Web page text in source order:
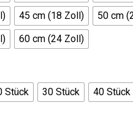
45 cm (18 Zoll)
50 cm
60 cm (24 Zoll)
Stück 30 Stück
40 Stück